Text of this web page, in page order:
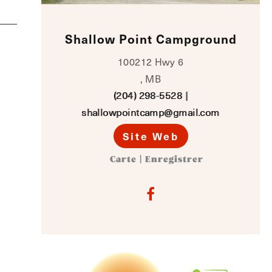
Shallow Point Campground
100212 Hwy 6
, MB
(204) 298-5528 |
shallowpointcamp@gmail.com
Site Web
Carte Enregistrer